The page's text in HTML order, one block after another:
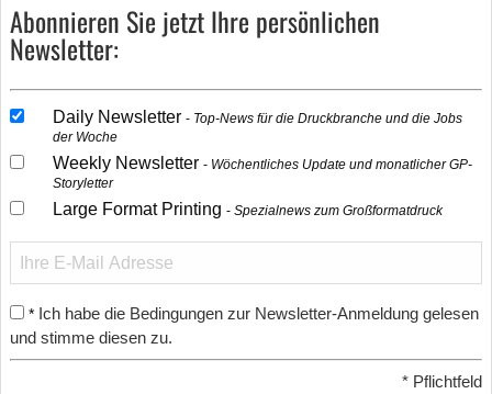
Abonnieren Sie jetzt Ihre persönlichen
Newsletter:
Daily Newsletter
Top-News für die Druckbranche und die Jobs
der Woche
Weekly Newsletter
Wöchentliches Update und monatlicher GP-
Storyletter
Large Format Printing Spezialnews zum Großformatdruck
* Ich habe die Bedingungen zur Newsletter-Anmeldung gelesen
und stimme diesen zu.
* Pflichtfeld